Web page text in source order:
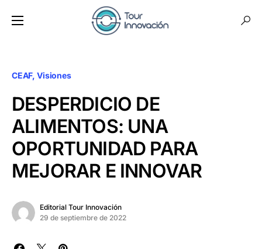
CEAF Visiones
DESPERDICIO DE
ALIMENTOS: UNA
OPORTUNIDAD PARA
MEJORAR E INNOVAR
Editorial Tour Innovación
29 de septiembre de 2022